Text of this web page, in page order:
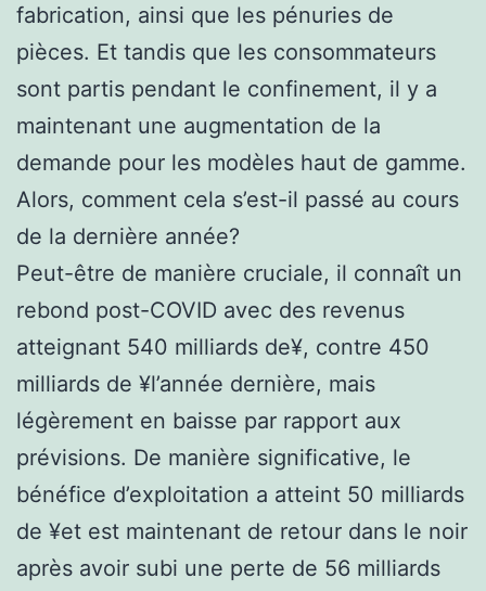
fabrication, ainsi que les pénuries de
pièces. Et tandis que les consommateurs
sont partis pendant le confinement, il y a
maintenant une augmentation de la
demande pour les modèles haut de gamme.
Alors, comment cela s’est-il passé au cours
de la dernière année?
Peut-être de manière cruciale, il connaît un
rebond post-COVID avec des revenus
atteignant 540 milliards de¥, contre 450
milliards de ¥l’année dernière, mais
légèrement en baisse par rapport aux
prévisions. De manière significative, le
bénéfice d’exploitation a atteint 50 milliards
de ¥et est maintenant de retour dans le noir
après avoir subi une perte de 56 milliards